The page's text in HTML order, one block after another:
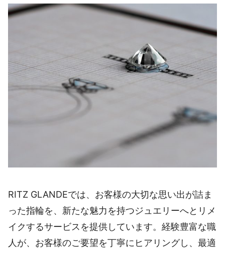
RITZ GLANDEでは、お客様の大切な思い出が詰ま
った指輪を、新たな魅力を持つジュエリーへとリメ
イクするサービスを提供しています。経験豊富な職
人が、お客様のご要望を丁寧にヒアリングし、最適